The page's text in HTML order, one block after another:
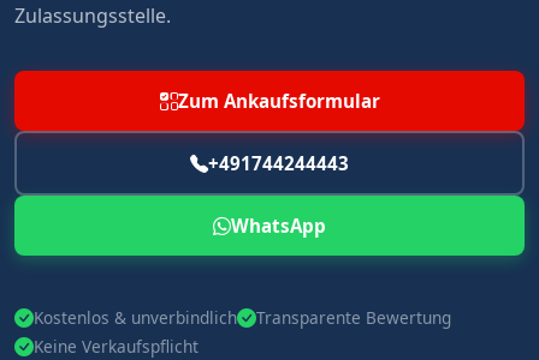
Zulassungsstelle.
Zum Ankaufsformular
+491744244443
WhatsApp
Kostenlos & unverbindlich
Transparente Bewertung
Keine Verkaufspflicht